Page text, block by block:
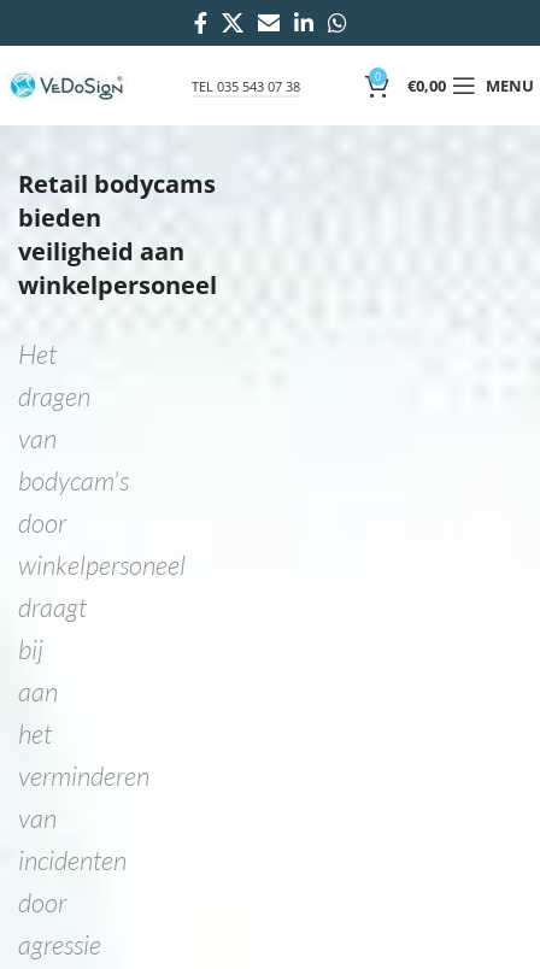
TEL 035 543 07 38
0 €0,00 MENU
Retail bodycams
bieden
veiligheid aan
winkelpersoneel
Het
dragen
van
bodycam's
door
winkelpersoneel
draagt
bij
aan
het
verminderen
van
incidenten
door
agressie